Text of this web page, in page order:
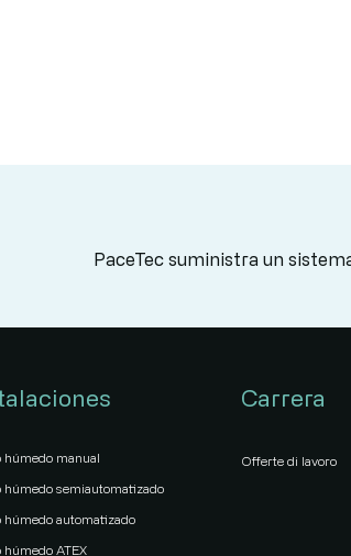
PaceTec suministra un
húmedo manual
húmedo semiautomatizado
húmedo automatizado
húmedo ATEX
Carrera
Offerte di lavoro